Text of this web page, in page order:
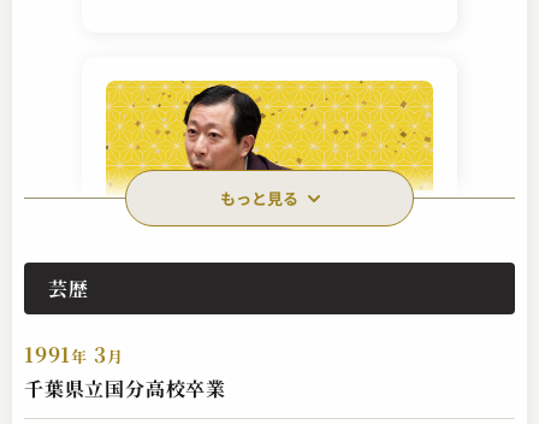
町内の若い衆
2025.04.06 | 11分
もっと見る
芸歴
1991年 3月
千葉県立国分高校卒業